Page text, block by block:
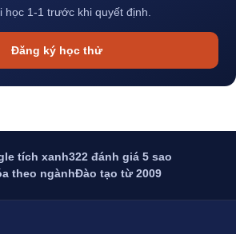
học 1-1 trước khi quyết định.
Đăng ký học thử
tích xanh322 đánh giá 5 sao
theo ngànhĐào tạo từ 2009